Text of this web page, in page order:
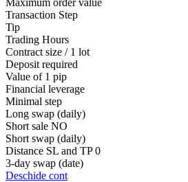
Transaction Step
Tip
Trading Hours
Contract size / 1 lot
Deposit required
Value of 1 pip
Financial leverage
Minimal step
Long swap (daily)
Short sale NO
Short swap (daily)
Distance SL and TP 0
3-day swap (date)
Deschide cont